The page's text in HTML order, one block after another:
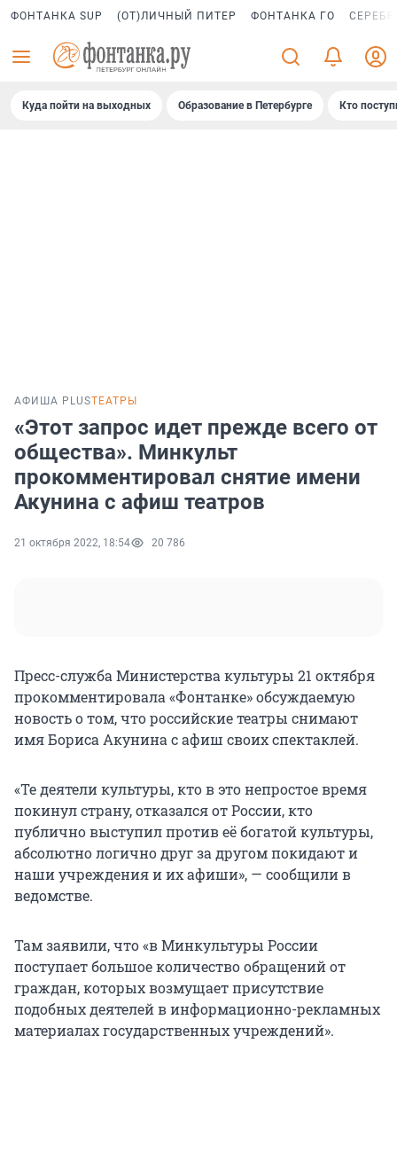
ФОНТАНКА SUP (ОТ)ЛИЧНЫЙ ПИТЕР ФОНТАНКА ГО
Куда пойти на выходных Образование в Петербурге Кто
АФИША PLUSТЕАТРЫ
«Этот запрос идет прежде всего от
общества». Минкульт
прокомментировал снятие имени
Акунина с афиш театров
21 октября 2022, 18:54 20 786
Пресс-служба Министерства культуры 21 октября
прокомментировала «Фонтанке» обсуждаемую
новость о том, что российские театры снимают
имя Бориса Акунина с афиш своих спектаклей.
«Те деятели культуры, кто в это непростое время
покинул страну, отказался от России, кто
публично выступил против её богатой культуры,
абсолютно логично друг за другом покидают и
наши учреждения и их афиши», — сообщили в
ведомстве.
Там заявили, что «в Минкультуры России
поступает большое количество обращений от
граждан, которых возмущает присутствие
подобных деятелей в информационно-рекламных
материалах государственных учреждений».